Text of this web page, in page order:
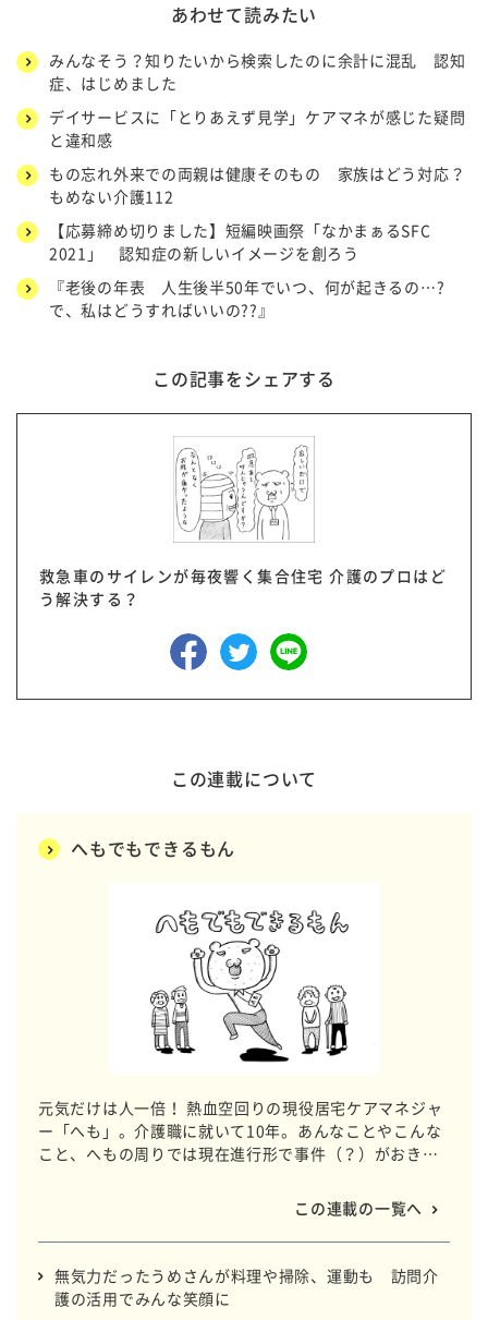
あわせて読みたい
みんなそう？知りたいから検索したのに余計に混乱 認知
症、はじめました
デイサービスに「とりあえず見学」ケアマネが感じた疑問
と違和感
もの忘れ外来での両親は健康そのもの 家族はどう対応？
もめない介護112
【応募締め切りました】短編映画祭「なかまぁるSFC
2021」 認知症の新しいイメージを創ろう
『老後の年表 人生後半50年でいつ、何が起きるの…?
で、私はどうすればいいの??』
この記事をシェアする
救急車のサイレンが毎夜響く集合住宅 介護のプロはど
う解決する？
この連載について
へもでもできるもん
元気だけは人一倍！ 熱血空回りの現役居宅ケアマネジャ
ー「へも」。介護職に就いて10年。あんなことやこんな
こと、へもの周りでは現在進行形で事件（？）がおきて
この連載の一覧へ
無気力だったうめさんが料理や掃除、運動も 訪問介
護の活用でみんな笑顔に